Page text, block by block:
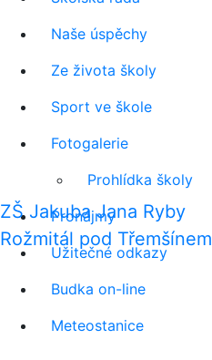
ZŠ Jakuba Jana Ryby
Rožmitál pod Třemšínem
Naše úspěchy
Ze života školy
Sport ve škole
Fotogalerie
Prohlídka školy
Pronájmy
Užitečné odkazy
Budka on-line
Meteostanice